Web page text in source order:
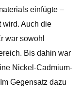
einfügte –
wird. Auch die
war sowohl
Bis dahin war
Nickel-Cadmium-
Gegensatz dazu